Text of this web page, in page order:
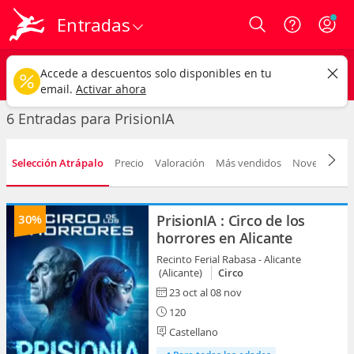
Entradas Login
PrisionIA
Cualquier tipo Cualquier fecha
CAMBIAR
6 Entradas para PrisionIA
Selección Atrápalo Precio Valoración Más vendidos Novedad
30%
PrisionIA : Circo de los
horrores en Alicante
Recinto Ferial Rabasa - Alicante
(Alicante)
Circo
23 oct al 08 nov
120
Castellano
Accede a descuentos solo disponibles en tu
email. Activar ahora